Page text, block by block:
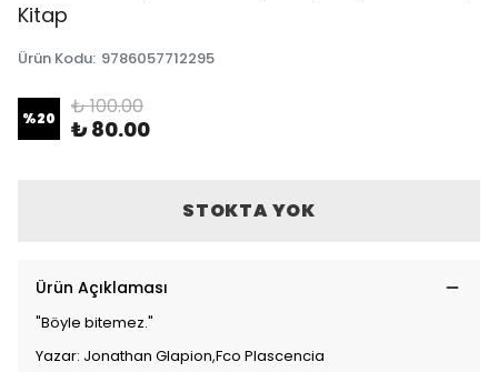
Kitap
Ürün Kodu: 9786057712295
%20 ₺ 100.00
₺ 80.00
STOKTA YOK
Ürün Açıklaması
"Böyle bitemez."
Yazar: Jonathan Glapion,Fco Plascencia